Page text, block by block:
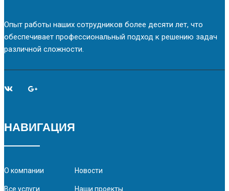
Опыт работы наших сотрудников более десяти лет, что
обеспечивает профессиональный подход к решению задач
различной сложности.
НАВИГАЦИЯ
О компании
Все услуги
Новости
Наши проекты